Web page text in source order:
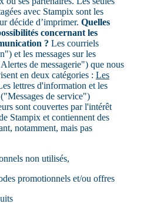
avec Stampix sont les
décide d’imprimer. Quelles
concernant les
? Les courriels
et les messages sur les
de messagerie") que nous
en deux catégories : Les
lettres d'information et les
de service")
sont couvertes par l'intérêt
Stampix et contiennent des
notamment, mais pas
non utilisés,
promotionnels et/ou offres